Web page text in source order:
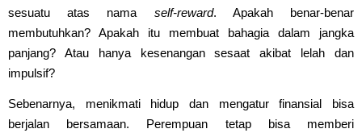
sesuatu atas nama self-reward. Apakah benar-benar
membutuhkan? Apakah itu membuat bahagia dalam jangka
panjang? Atau hanya kesenangan sesaat akibat lelah dan
impulsif?
Sebenarnya, menikmati hidup dan mengatur finansial bisa
berjalan bersamaan. Perempuan tetap bisa memberi